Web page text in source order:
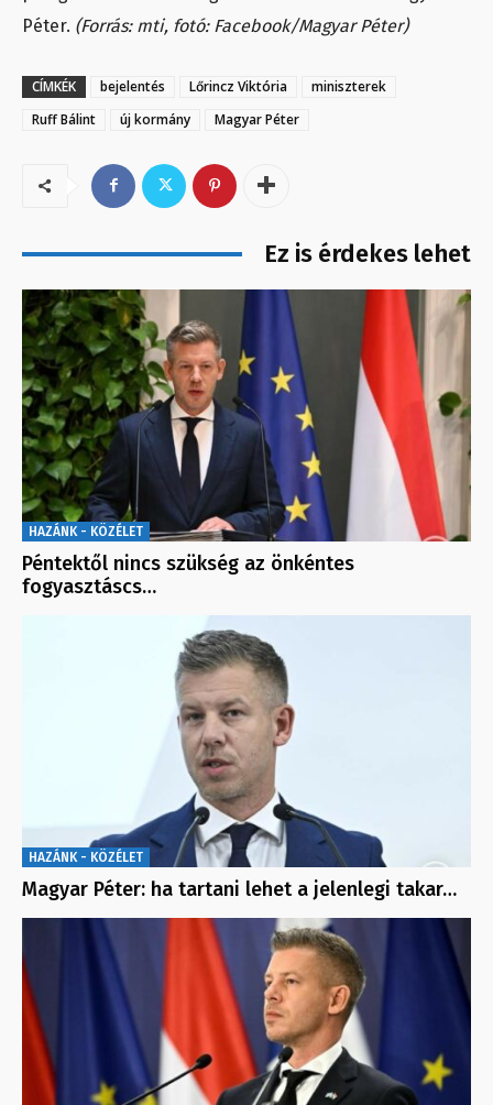
Péter. (Forrás: mti, fotó: Facebook/Magyar Péter)
CÍMKÉK bejelentés Lőrincz Viktória
miniszterek
Ruff Bálint
új kormány Magyar Péter
Ez is érdekes lehet
HAZÁNK - KÖZÉLET
Péntektől nincs szükség az önkéntes
fogyasztáscs…
HAZÁNK - KÖZÉLET
Magyar Péter: ha tartani lehet a jelenlegi takar…